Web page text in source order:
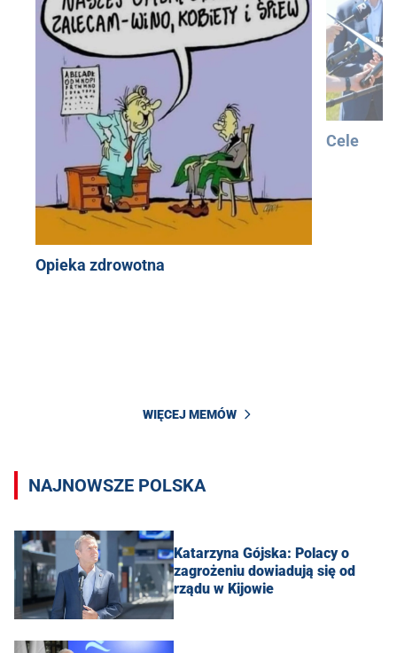
Opieka zdrowotna
Cele
WIĘCEJ MEMÓW
NAJNOWSZE POLSKA
Katarzyna Gójska: Polacy o
zagrożeniu dowiadują się od
rządu w Kijowie